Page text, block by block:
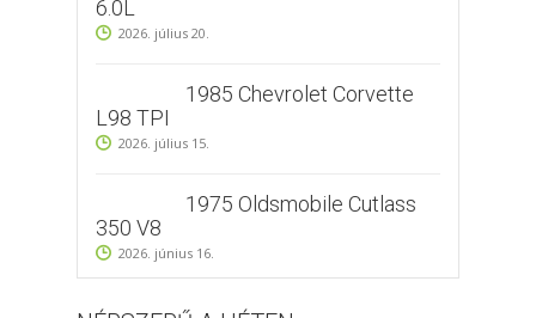
6.0L
2026. július 20.
1985 Chevrolet Corvette
L98 TPI
2026. július 15.
1975 Oldsmobile Cutlass
350 V8
2026. június 16.